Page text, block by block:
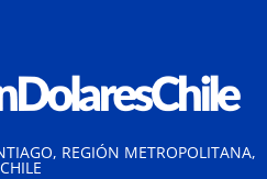
REGIÓN METROPOLITANA,
CHILE